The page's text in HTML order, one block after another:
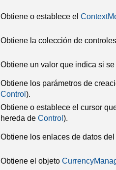
Obtiene o establece el
Obtiene la colección de
Obtiene un valor que indica si
Obtiene los parámetros de
Control ).
Obtiene o establece el cursor
hereda de Control ).
Obtiene los enlaces de datos del
Obtiene el objeto